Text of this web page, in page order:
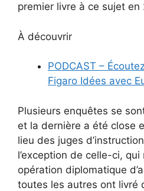
premier livre à ce sujet en
À découvrir
PODCAST –
Figaro Idées avec
Plusieurs enquêtes se
et la dernière a été close
lieu des juges
l’exception de celle-ci,
opération diplomatique
toutes les autres ont livré